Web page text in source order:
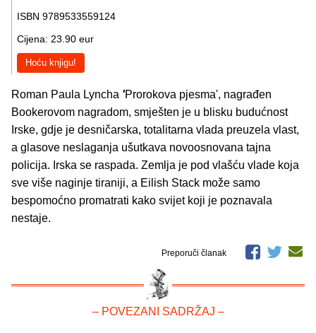
ISBN 9789533559124
Cijena: 23.90 eur
Hoću knjigu!
Roman Paula Lyncha 'Prorokova pjesma', nagrađen
Bookerovom nagradom, smješten je u blisku budućnost
Irske, gdje je desničarska, totalitarna vlada preuzela vlast,
a glasove neslaganja ušutkava novoosnovana tajna
policija. Irska se raspada. Zemlja je pod vlašću vlade koja
sve više naginje tiraniji, a Eilish Stack može samo
bespomoćno promatrati kako svijet koji je poznavala
nestaje.
Preporuči članak
– POVEZANI SADRŽAJ –